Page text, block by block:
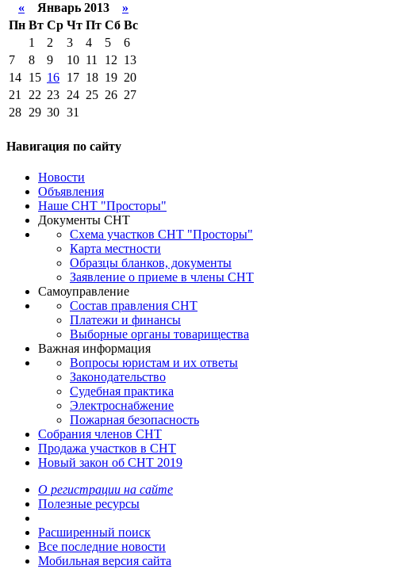
« Январь 2013 »
Пн Вт Ср Чт Пт Сб Вс
1
2 3 4 5
6
7
8 9 10 11 12 13
14 15 16 17 18 19 20
21
22 23 24 25 26 27
28 29 30 31
Навигация по сайту
Новости
Объявления
Наше СНТ "Просторы"
Документы СНТ
Схема участков СНТ "Просторы"
Карта местности
Образцы бланков, документы
Заявление о приеме в члены СНТ
Самоуправление
Состав правления СНТ
Платежи и финансы
Выборные органы товарищества
Важная информация
Вопросы юристам и их ответы
Законодательство
Судебная практика
Электроснабжение
Пожарная безопасность
Собрания членов СНТ
Продажа участков в СНТ
Новый закон об СНТ 2019
О регистрации на сайте
Полезные ресурсы
Расширенный поиск
Все последние новости
Мобильная версия сайта